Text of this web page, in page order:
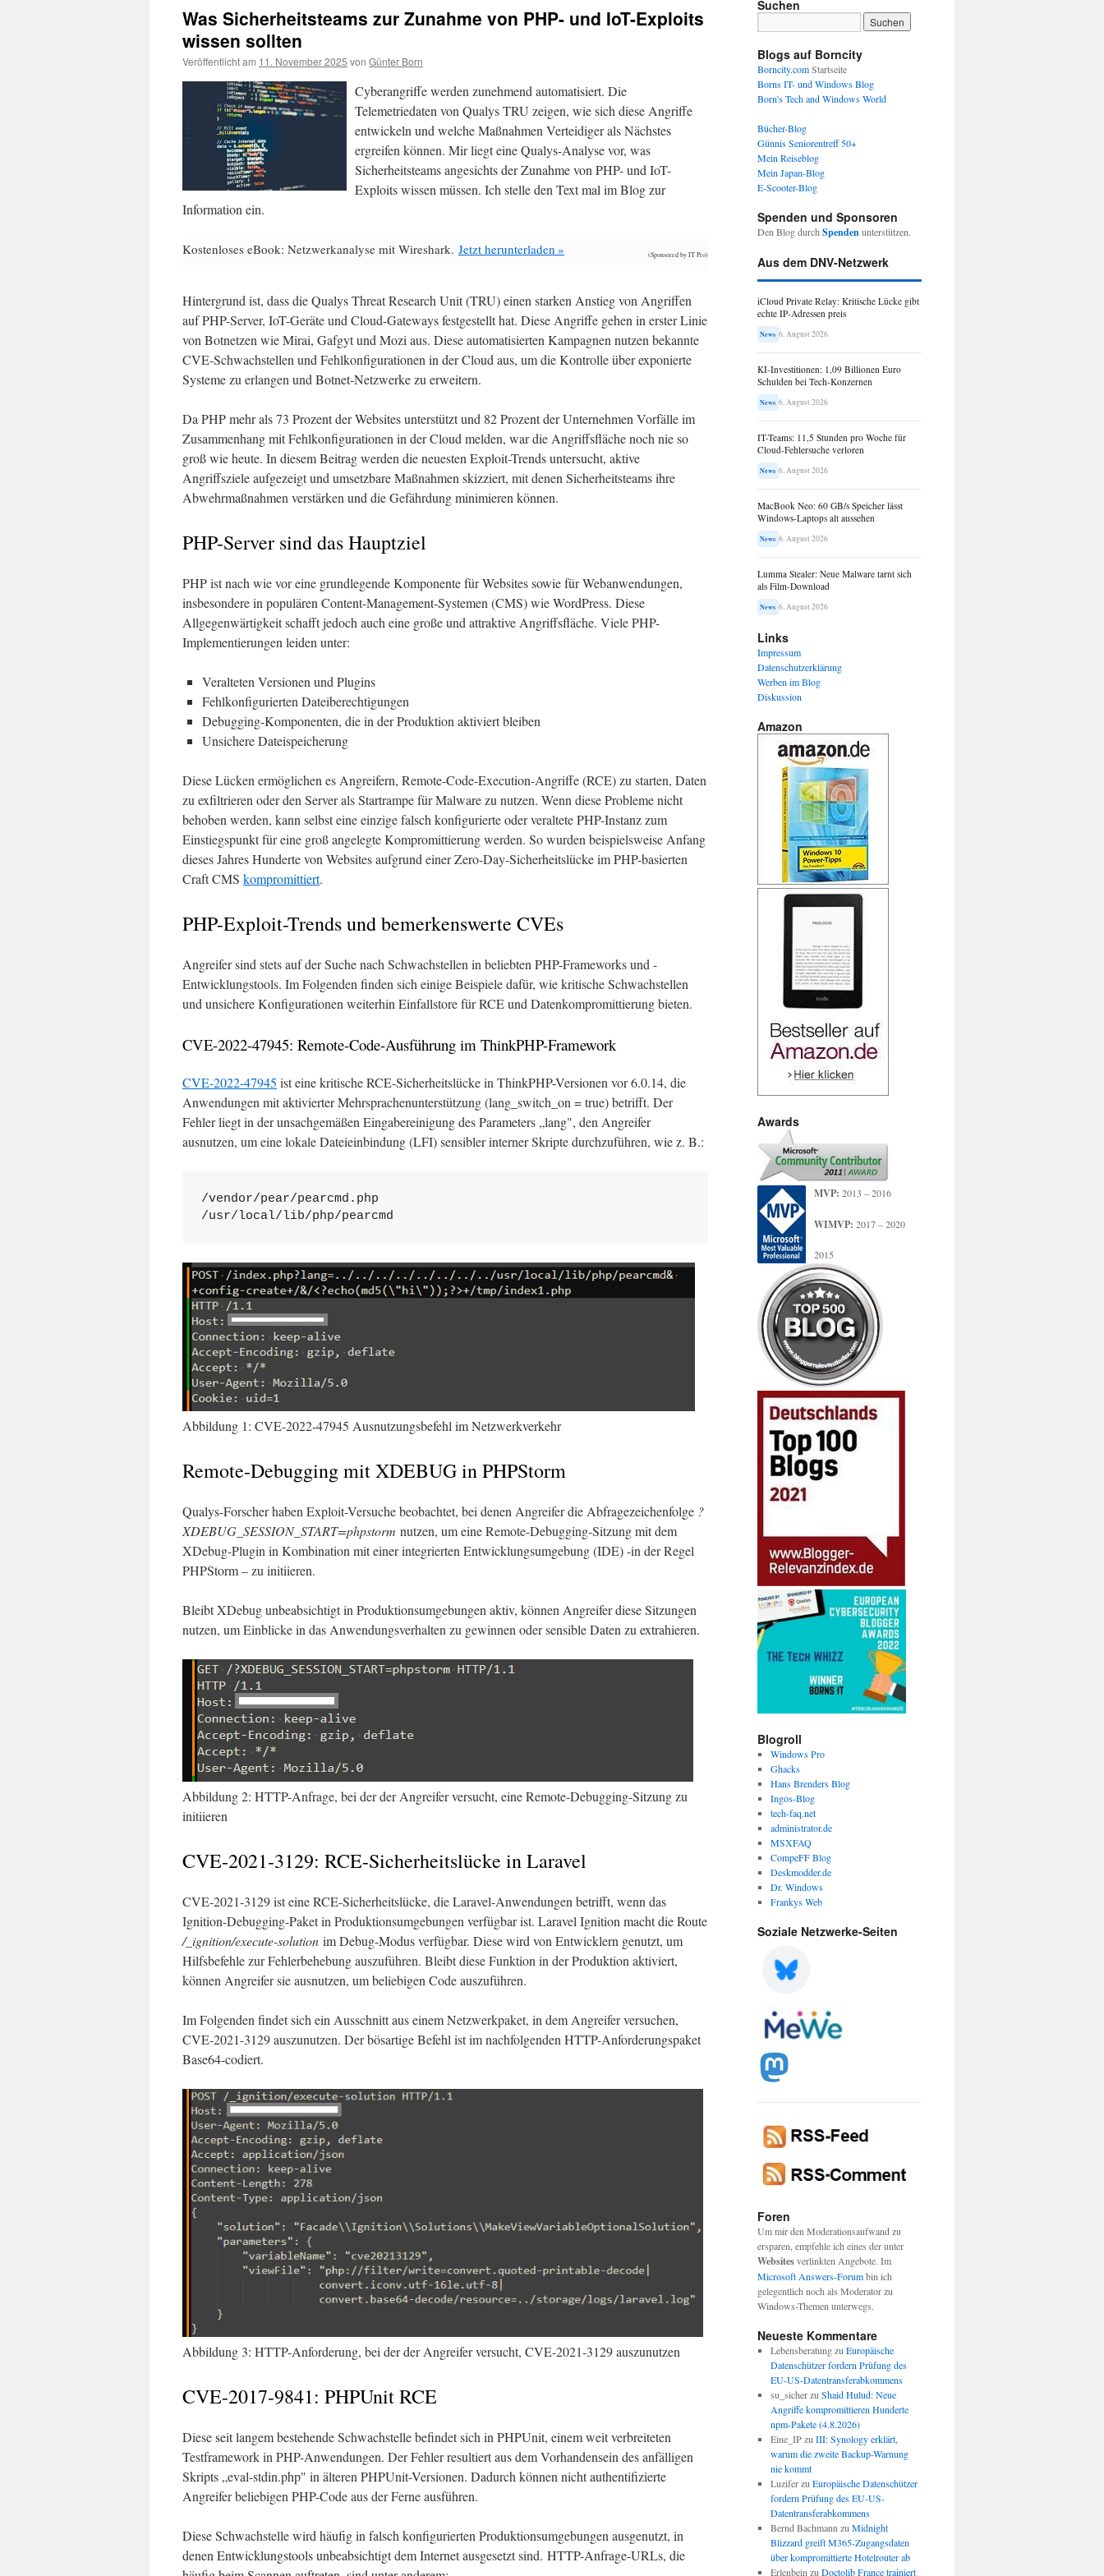
Was Sicherheitsteams zur Zunahme von PHP- und IoT-Exploits
wissen sollten
Veröffentlicht am 11. November 2025 von Günter Born
Cyberangriffe werden zunehmend automatisiert. Die
Telemetriedaten von Qualys TRU zeigen, wie sich diese Angriffe
entwickeln und welche Maßnahmen Verteidiger als Nächstes
ergreifen können. Mir liegt eine Qualys-Analyse vor, was
Sicherheitsteams angesichts der Zunahme von PHP- und IoT-
Exploits wissen müssen. Ich stelle den Text mal im Blog zur
Information ein.
Kostenloses eBook: Netzwerkanalyse mit Wireshark. Jetzt herunterladen » (Sponsored by IT Pro)
Hintergrund ist, dass die Qualys Threat Research Unit (TRU) einen starken Anstieg von Angriffen
auf PHP-Server, IoT-Geräte und Cloud-Gateways festgestellt hat. Diese Angriffe gehen in erster Linie
von Botnetzen wie Mirai, Gafgyt und Mozi aus. Diese automatisierten Kampagnen nutzen bekannte
CVE-Schwachstellen und Fehlkonfigurationen in der Cloud aus, um die Kontrolle über exponierte
Systeme zu erlangen und Botnet-Netzwerke zu erweitern.
Da PHP mehr als 73 Prozent der Websites unterstützt und 82 Prozent der Unternehmen Vorfälle im
Zusammenhang mit Fehlkonfigurationen in der Cloud melden, war die Angriffsfläche noch nie so
groß wie heute. In diesem Beitrag werden die neuesten Exploit-Trends untersucht, aktive
Angriffsziele aufgezeigt und umsetzbare Maßnahmen skizziert, mit denen Sicherheitsteams ihre
Abwehrmaßnahmen verstärken und die Gefährdung minimieren können.
PHP-Server sind das Hauptziel
PHP ist nach wie vor eine grundlegende Komponente für Websites sowie für Webanwendungen,
insbesondere in populären Content-Management-Systemen (CMS) wie WordPress. Diese
Allgegenwärtigkeit schafft jedoch auch eine große und attraktive Angriffsfläche. Viele PHP-
Implementierungen leiden unter:
Veralteten Versionen und Plugins
Fehlkonfigurierten Dateiberechtigungen
Debugging-Komponenten, die in der Produktion aktiviert bleiben
Unsichere Dateispeicherung
Diese Lücken ermöglichen es Angreifern, Remote-Code-Execution-Angriffe (RCE) zu starten, Daten
zu exfiltrieren oder den Server als Startrampe für Malware zu nutzen. Wenn diese Probleme nicht
behoben werden, kann selbst eine einzige falsch konfigurierte oder veraltete PHP-Instanz zum
Einstiegspunkt für eine groß angelegte Kompromittierung werden. So wurden beispielsweise Anfang
dieses Jahres Hunderte von Websites aufgrund einer Zero-Day-Sicherheitslücke im PHP-basierten
Craft CMS kompromittiert.
PHP-Exploit-Trends und bemerkenswerte CVEs
Angreifer sind stets auf der Suche nach Schwachstellen in beliebten PHP-Frameworks und -
Entwicklungstools. Im Folgenden finden sich einige Beispiele dafür, wie kritische Schwachstellen
und unsichere Konfigurationen weiterhin Einfallstore für RCE und Datenkompromittierung bieten.
CVE-2022-47945: Remote-Code-Ausführung im ThinkPHP-Framework
CVE-2022-47945 ist eine kritische RCE-Sicherheitslücke in ThinkPHP-Versionen vor 6.0.14, die
Anwendungen mit aktivierter Mehrsprachenunterstützung (lang_switch_on = true) betrifft. Der
Fehler liegt in der unsachgemäßen Eingabereinigung des Parameters „lang", den Angreifer
ausnutzen, um eine lokale Dateieinbindung (LFI) sensibler interner Skripte durchzuführen, wie z. B.:
/vendor/pear/pearcmd.php
/usr/local/lib/php/pearcmd
Abbildung 1: CVE-2022-47945 Ausnutzungsbefehl im Netzwerkverkehr
Remote-Debugging mit XDEBUG in PHPStorm
Qualys-Forscher haben Exploit-Versuche beobachtet, bei denen Angreifer die Abfragezeichenfolge ?
XDEBUG_SESSION_START=phpstorm nutzen, um eine Remote-Debugging-Sitzung mit dem
XDebug-Plugin in Kombination mit einer integrierten Entwicklungsumgebung (IDE) -in der Regel
PHPStorm – zu initiieren.
Bleibt XDebug unbeabsichtigt in Produktionsumgebungen aktiv, können Angreifer diese Sitzungen
nutzen, um Einblicke in das Anwendungsverhalten zu gewinnen oder sensible Daten zu extrahieren.
Abbildung 2: HTTP-Anfrage, bei der der Angreifer versucht, eine Remote-Debugging-Sitzung zu
initiieren
CVE-2021-3129: RCE-Sicherheitslücke in Laravel
CVE-2021-3129 ist eine RCE-Sicherheitslücke, die Laravel-Anwendungen betrifft, wenn das
Ignition-Debugging-Paket in Produktionsumgebungen verfügbar ist. Laravel Ignition macht die Route
/_ignition/execute-solution im Debug-Modus verfügbar. Diese wird von Entwicklern genutzt, um
Hilfsbefehle zur Fehlerbehebung auszuführen. Bleibt diese Funktion in der Produktion aktiviert,
können Angreifer sie ausnutzen, um beliebigen Code auszuführen.
Im Folgenden findet sich ein Ausschnitt aus einem Netzwerkpaket, in dem Angreifer versuchen,
CVE-2021-3129 auszunutzen. Der bösartige Befehl ist im nachfolgenden HTTP-Anforderungspaket
Base64-codiert.
Abbildung 3: HTTP-Anforderung, bei der der Angreifer versucht, CVE-2021-3129 auszunutzen
CVE-2017-9841: PHPUnit RCE
Diese seit langem bestehende Schwachstelle befindet sich in PHPUnit, einem weit verbreiteten
Testframework in PHP-Anwendungen. Der Fehler resultiert aus dem Vorhandensein des anfälligen
Skripts „eval-stdin.php" in älteren PHPUnit-Versionen. Dadurch können nicht authentifizierte
Angreifer beliebigen PHP-Code aus der Ferne ausführen.
Diese Schwachstelle wird häufig in falsch konfigurierten Produktionsumgebungen ausgenutzt, in
denen Entwicklungstools unbeabsichtigt dem Internet ausgesetzt sind. HTTP-Anfrage-URLs, die
Suchen
Blogs auf Borncity
Borncity.comStartseite
Borns IT- und Windows Blog
Born's Tech and Windows World
Bücher-Blog
Günnis Seniorentreff 50+
Mein Reiseblog
Mein Japan-Blog
E-Scooter-Blog
Spenden und Sponsoren
Den Blog durch Spendenunterstützen.
Aus dem DNV-Netzwerk
iCloud Private Relay: Kritische Lücke gibt
echte IP-Adressen preis
News 6. August 2026
KI-Investitionen: 1,09 Billionen Euro
Schulden bei Tech-Konzernen
News 6. August 2026
IT-Teams: 11,5 Stunden pro Woche für
Cloud-Fehlersuche verloren
News 6. August 2026
MacBook Neo: 60 GB/s Speicher lässt
Windows-Laptops alt aussehen
News 6. August 2026
Lumma Stealer: Neue Malware tarnt sich
als Film-Download
News 6. August 2026
Links
Impressum
Datenschutzerklärung
Werben im Blog
Diskussion
Amazon
Awards
MVP: 2013 – 2016
WIMVP: 2017 – 2020
2015
Blogroll
Windows Pro
Ghacks
Hans Brenders Blog
Ingos-Blog
tech-faq.net
administrator.de
MSXFAQ
CompeFF Blog
Deskmodder.de
Dr. Windows
Frankys Web
Soziale Netzwerke-Seiten
Foren
Um mir den Moderationsaufwand zu
ersparen, empfehle ich eines der unter
Websitesverlinkten Angebote. Im
Microsoft Answers-Forumbin ich
gelegentlich noch als Moderator zu
Windows-Themen unterwegs.
Neueste Kommentare
Lebensberatungzu Europäische
Datenschützer fordern Prüfung des
EU-US-Datentransferabkommens
su_sicherzu Shaid Hulud: Neue
Angriffe kompromittieren Hunderte
npm-Pakete (4.8.2026)
Eine_IPzu III: Synology erklärt,
warum die zweite Backup-Warnung
nie kommt
Luziferzu Europäische Datenschützer
fordern Prüfung des EU-US-
Datentransferabkommens
Bernd Bachmann zu Midnight
Blizzard greift M365-Zugangsdaten
über kompromittierte Hotelrouter ab
Erlenbein zu Doctolib France trainiert